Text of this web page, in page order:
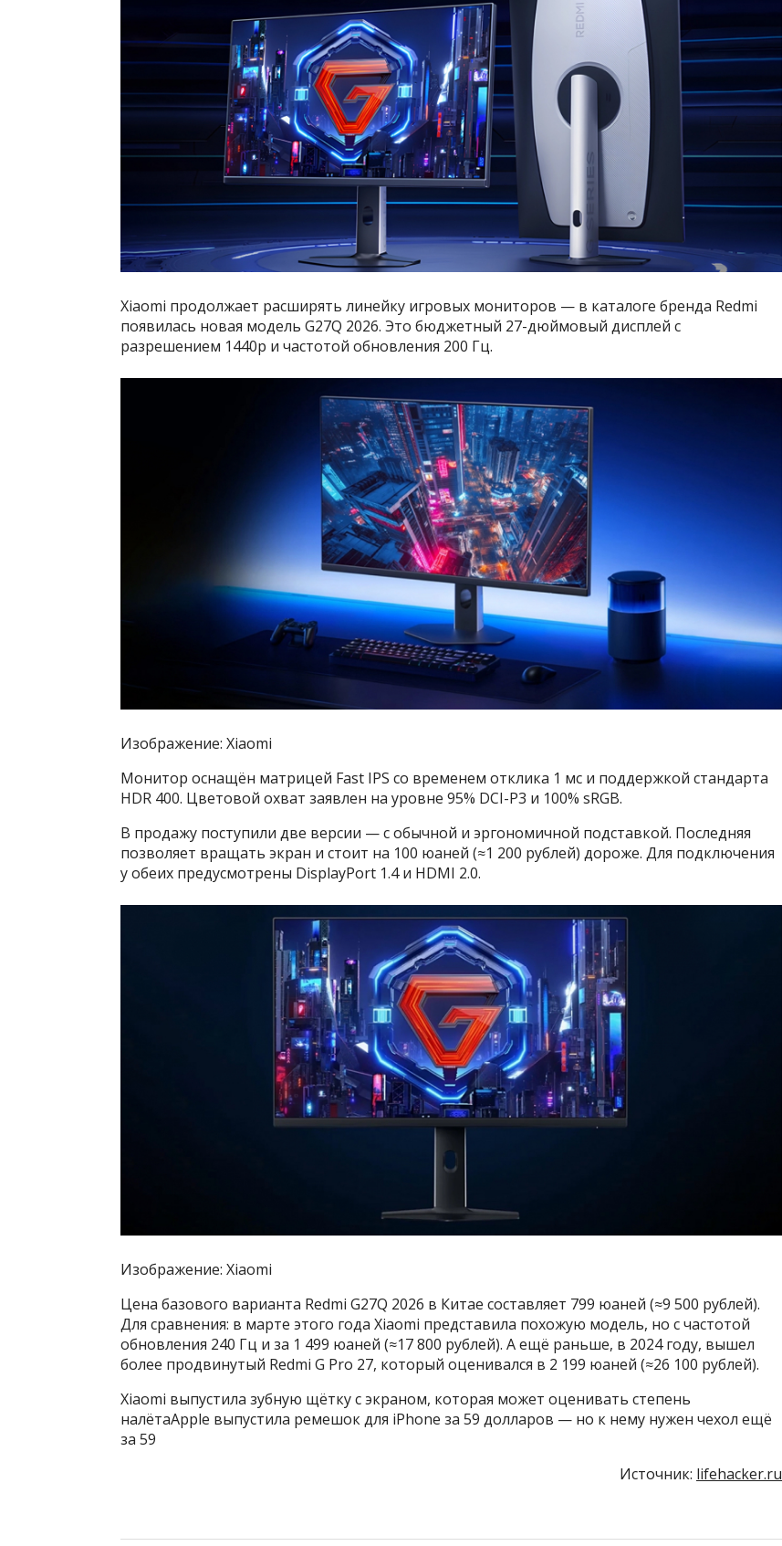
Xiaomi продолжает расширять линейку игровых мониторов — в каталоге бренда Redmi
появилась новая модель G27Q 2026. Это бюджетный 27-дюймовый дисплей с
разрешением 1440p и частотой обновления 200 Гц.
Изображение: Xiaomi
Монитор оснащён матрицей Fast IPS со временем отклика 1 мс и поддержкой стандарта
HDR 400. Цветовой охват заявлен на уровне 95% DCI-P3 и 100% sRGB.
В продажу поступили две версии — с обычной и эргономичной подставкой. Последняя
позволяет вращать экран и стоит на 100 юаней (≈1 200 рублей) дороже. Для подключения
у обеих предусмотрены DisplayPort 1.4 и HDMI 2.0.
Изображение: Xiaomi
Цена базового варианта Redmi G27Q 2026 в Китае составляет 799 юаней (≈9 500 рублей).
Для сравнения: в марте этого года Xiaomi представила похожую модель, но с частотой
обновления 240 Гц и за 1 499 юаней (≈17 800 рублей). А ещё раньше, в 2024 году, вышел
более продвинутый Redmi G Pro 27, который оценивался в 2 199 юаней (≈26 100 рублей).
Xiaomi выпустила зубную щётку с экраном, которая может оценивать степень
налётаApple выпустила ремешок для iPhone за 59 долларов — но к нему нужен чехол ещё
за 59
Источник: lifehacker.ru